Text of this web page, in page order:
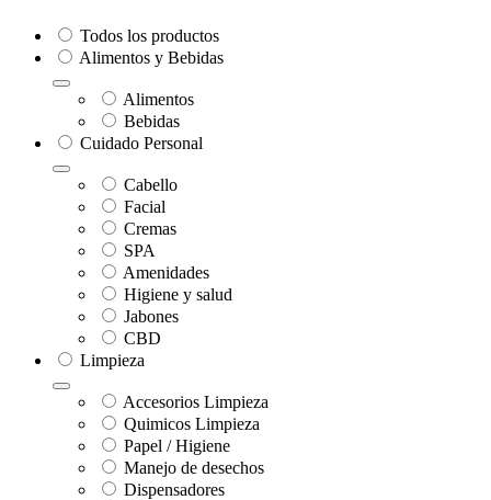
Todos los productos
Alimentos y Bebidas
Alimentos
Bebidas
Cuidado Personal
Cabello
Facial
Cremas
SPA
Amenidades
Higiene y salud
Jabones
CBD
Limpieza
Accesorios Limpieza
Quimicos Limpieza
Papel / Higiene
Manejo de desechos
Dispensadores